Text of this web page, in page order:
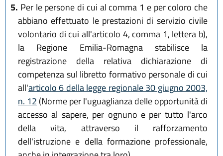
5. Per le persone di cui al comma 1 e per coloro che
abbiano effettuato le prestazioni di servizio civile
volontario di cui all'articolo 4, comma 1, lettera b),
la Regione Emilia-Romagna stabilisce la
registrazione della relativa dichiarazione di
competenza sul libretto formativo personale di cui
all'articolo 6 della legge regionale 30 giugno 2003,
n. 12 (Norme per l'uguaglianza delle opportunità di
accesso al sapere, per ognuno e per tutto l'arco
della vita, attraverso il rafforzamento
dell'istruzione e della formazione professionale,